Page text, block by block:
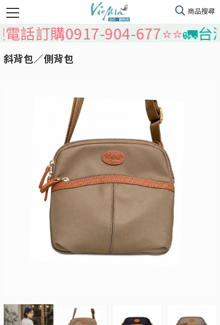
904-677⭐️⭐️🚛台灣本島免
斜背包／側背包